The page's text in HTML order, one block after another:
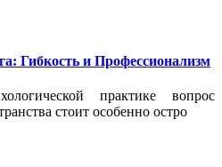
Гибкость и Профессионализм
практике вопрос
стоит особенно остро